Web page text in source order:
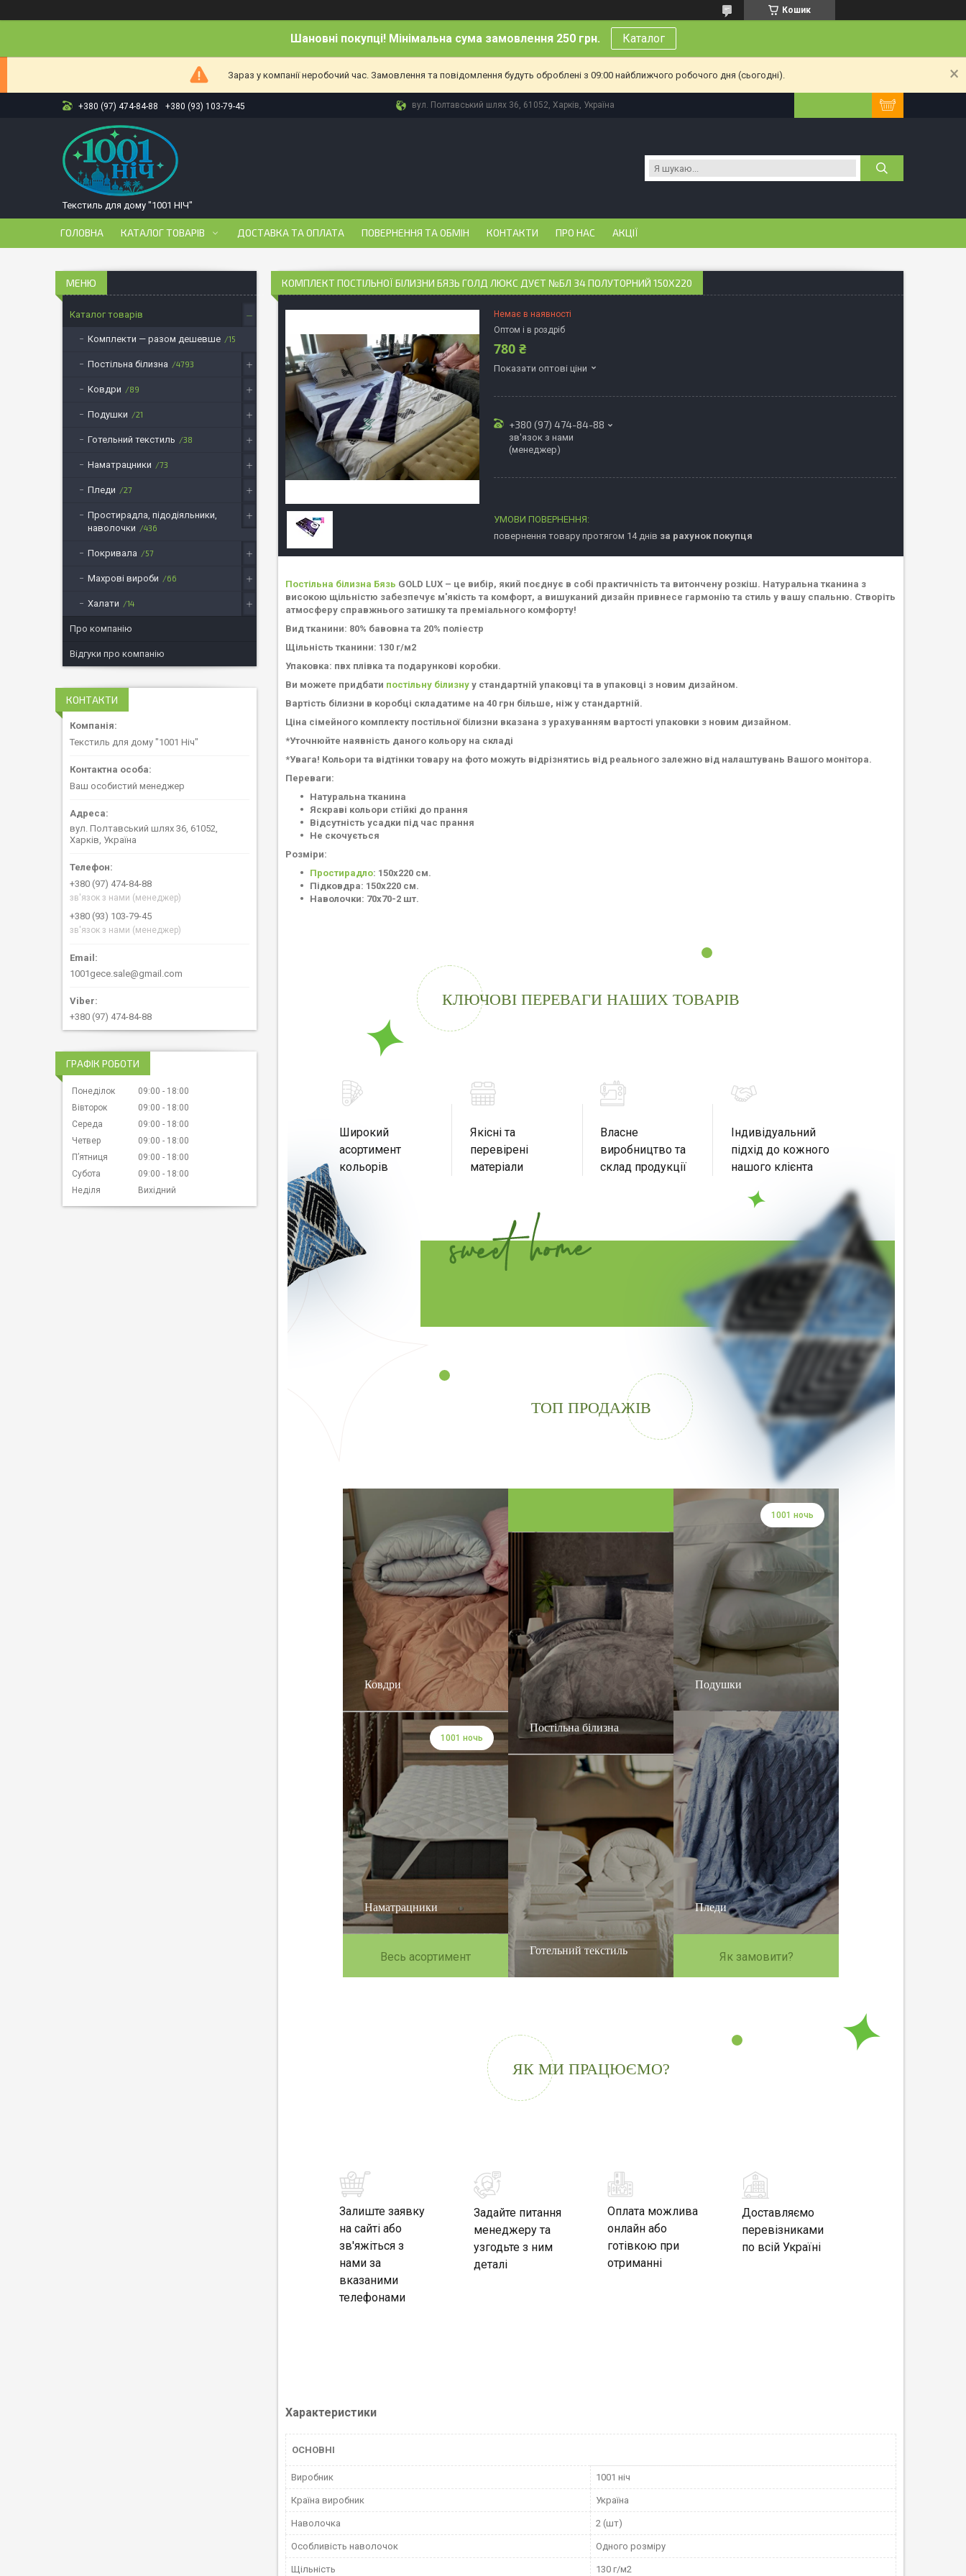
Кошик
Шановні покупці! Мінімальна сума замовлення 250 грн. Каталог
Зараз у компанії неробочий час. Замовлення та повідомлення будуть оброблені з 09:00 найближчого робочого дня (сьогодні).
+380 (97) 474-84-88 +380 (93) 103-79-45 вул. Полтавський шлях 36, 61052, Харків, Україна
Текстиль для дому "1001 НІЧ"
ГОЛОВНА КАТАЛОГ ТОВАРІВ ДОСТАВКА ТА ОПЛАТА ПОВЕРНЕННЯ ТА ОБМІН КОНТАКТИ ПРО НАС АКЦІЇ
КОМПЛЕКТ ПОСТІЛЬНОЇ БІЛИЗНИ БЯЗЬ ГОЛД ЛЮКС ДУЄТ №БЛ 34 ПОЛУТОРНИЙ 150Х220
Немає в наявності
Оптом і в роздріб
780 ₴
Показати оптові ціни
+380 (97) 474-84-88
зв'язок з нами
(менеджер)
повернення товару протягом 14 днів за рахунок покупця
Постільна білизна Бязь GOLD LUX – це вибір, який поєднує в собі практичність та витончену розкіш. Натуральна тканина з
високою щільністю забезпечує м'якість та комфорт, а вишуканий дизайн привнесе гармонію та стиль у вашу спальню. Створіть
атмосферу справжнього затишку та преміального комфорту!
Вид тканини: 80% бавовна та 20% поліестр
Щільність тканини: 130 г/м2
Упаковка: пвх плівка та подарункові коробки.
Ви можете придбати постільну білизну у стандартній упаковці та в упаковці з новим дизайном.
Вартість білизни в коробці складатиме на 40 грн більше, ніж у стандартній.
Ціна сімейного комплекту постільної білизни вказана з урахуванням вартості упаковки з новим дизайном.
*Уточнюйте наявність даного кольору на складі
*Увага! Кольори та відтінки товару на фото можуть відрізнятись від реального залежно від налаштувань Вашого монітора.
Переваги:
Натуральна тканина
Яскраві кольори стійкі до прання
Відсутність усадки під час прання
Не скочується
Розміри:
Простирадло: 150х220 см.
Підковдра: 150х220 см.
Наволочки: 70х70-2 шт.
КЛЮЧОВІ ПЕРЕВАГИ НАШИХ ТОВАРІВ
Широкий
асортимент
кольорів
Якісні та
перевірені
матеріали
Власне
виробництво та
склад продукції
Індивідуальний
підхід до кожного
нашого клієнта
ТОП ПРОДАЖІВ
Ковдри
Наматрацники
1001 ночь
Весь асортимент
Постільна білизна
Готельний текстиль
Подушки
1001 ночь
Пледи
Як замовити?
ЯК МИ ПРАЦЮЄМО?
Залиште заявку
на сайті або
зв'яжіться з
нами за
вказаними
телефонами
Задайте питання
менеджеру та
узгодьте з ним
деталі
Оплата можлива
онлайн або
готівкою при
отриманні
Доставляємо
перевізниками
по всій Україні
Характеристики
ОСНОВНІ
Виробник 1001 ніч
Країна виробник Україна
Наволочка 2 (шт)
Особливість наволочок Одного розміру
Щільність 130 г/м2
Каталог товарів
Комплекти — разом дешевше 15
Постільна білизна 4793
Ковдри 89
Подушки 21
Готельний текстиль 38
Наматрацники 73
Пледи 27
Простирадла, підодіяльники,
наволочки
436
Покривала 57
Махрові вироби 66
Халати 14
Про компанію
Відгуки про компанію
КОНТАКТИ
Текстиль для дому "1001 Ніч"
Ваш особистий менеджер
вул. Полтавський шлях 36, 61052,
Харків, Україна
+380 (97) 474-84-88
зв'язок з нами (менеджер)
+380 (93) 103-79-45
зв'язок з нами (менеджер)
1001gece.sale@gmail.com
+380 (97) 474-84-88
ГРАФІК РОБОТИ
Понеділок 09:00
18:00
Вівторок
09:00
18:00
Середа
09:00
18:00
Четвер
09:00
18:00
Пʼятниця
09:00
18:00
Субота
09:00
18:00
Неділя
Вихідний